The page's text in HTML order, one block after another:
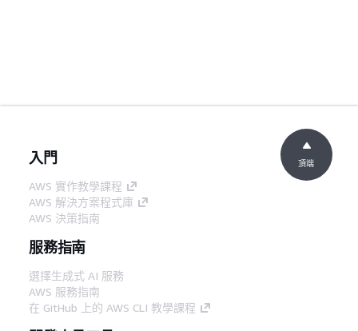
入門
AWS 實作教學課程
AWS 解決方案程式庫
AWS 決策指南
服務指南
選擇生成式 AI 服務
AWS 服務指南
在 GitHub 上的 AWS CLI 教學課程
頂端